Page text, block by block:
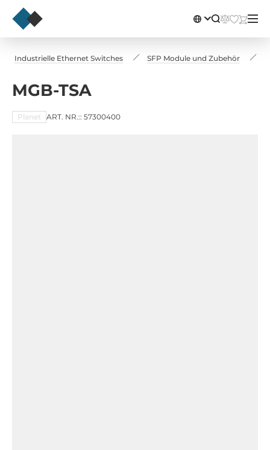
Industrielle Ethernet Switches SFP Module und Zubehör
MGB-TSA
Planet ART. NR.:: 57300400